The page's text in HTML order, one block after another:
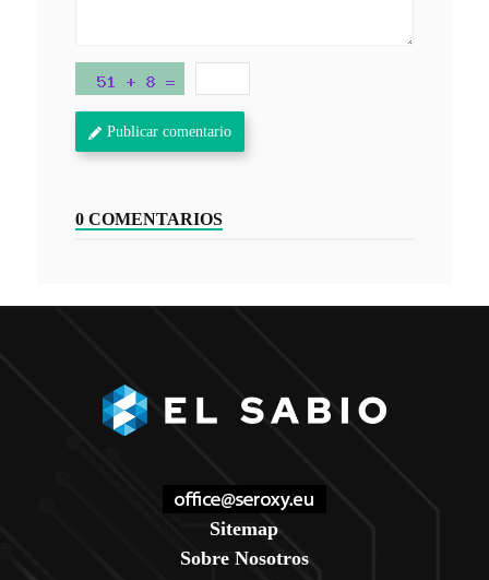
Publicar comentario
0 COMENTARIOS
Sitemap
Sobre Nosotros